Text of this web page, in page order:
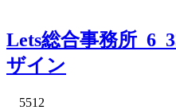
Lets総合事務所
ザイン
5512